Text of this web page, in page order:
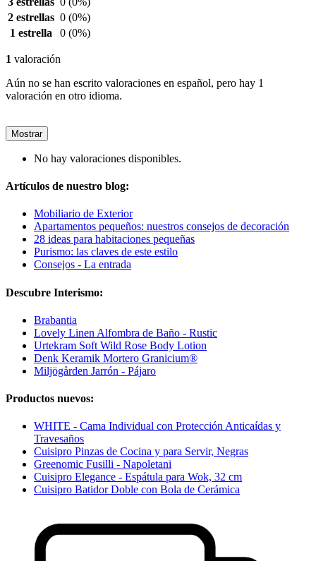
2 estrellas 0 (0%)
1 estrella
0 (0%)
1 valoración
Aún no se han escrito valoraciones en español, pero hay 1
valoración en otro idioma.
Mostrar
No hay valoraciones disponibles.
Artículos de nuestro blog:
Mobiliario de Exterior
Apartamentos pequeños: nuestros consejos de decoración
28 ideas para habitaciones pequeñas
Purismo: las claves de este estilo
Consejos - La entrada
Descubre Interismo:
Brabantia
Lovely Linen Alfombra de Baño - Rustic
Urtekram Soft Wild Rose Body Lotion
Denk Keramik Mortero Granicium®
Miljögården Jarrón - Pájaro
Productos nuevos:
WHITE - Cama Individual con Protección Anticaídas y
Travesaños
Cuisipro Pinzas de Cocina y para Servir, Negras
Greenomic Fusilli - Napoletani
Cuisipro Elegance - Espátula para Wok, 32 cm
Cuisipro Batidor Doble con Bola de Cerámica